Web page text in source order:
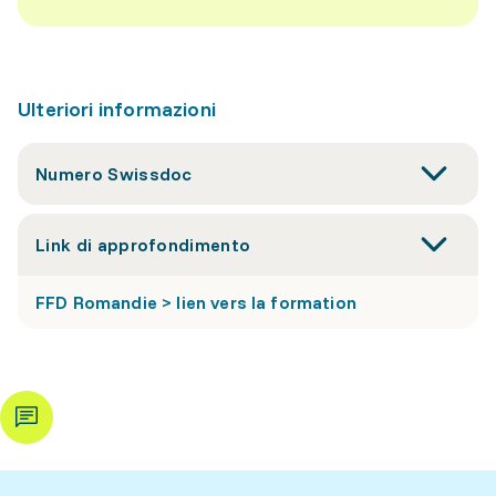
Ulteriori informazioni
Numero Swissdoc
Link di approfondimento
FFD Romandie > lien vers la formation